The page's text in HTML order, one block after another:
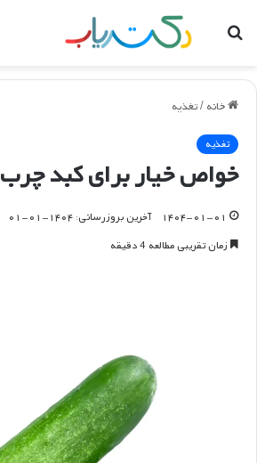
جستجو
خانه /تغذیه
تغذیه
خواص خیار برای کبد چرب
۱۴۰۴-۰۱-۰۱ آخرین بروزرسانی: ۱۴۰۴-۰۱-۰۱
زمان تقریبی مطالعه 4 دقیقه